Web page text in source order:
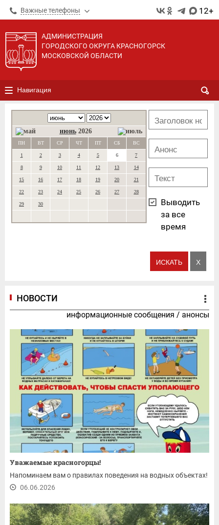
Важные телефоны 12+
АДМИНИСТРАЦИЯ
ГОРОДСКОГО ОКРУГА КРАСНОГОРСК
МОСКОВСКОЙ ОБЛАСТИ
Навигация
июнь 2026
ПН ВТ СР ЧТ ПТ СБ ВС
1 2 3 4 5 6 7
8 9 10 11 12 13 14
15 16 17 18 19 20 21
22 23 24 25 26 27 28
29 30
Выводить
за все
время
НОВОСТИ
информационные сообщения / анонсы
Уважаемые красногорцы!
Напоминаем вам о правилах поведения на водных объектах!
06.06.2026